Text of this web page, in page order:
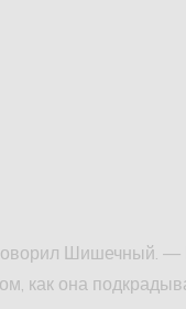
Шишечный. —
как она